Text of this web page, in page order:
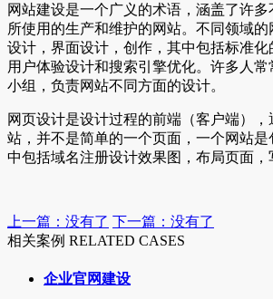
网站建设是一个广义的术语，涵盖了许
所使用的生产和维护的网站。不同领域
设计，界面设计，创作，其中包括标准化
用户体验设计和搜索引擎优化。许多人
小组，负责网站不同方面的设计。
网页设计是设计过程的前端（客户端），
站，并不是简单的一个页面，一个网站
中包括域名注册设计效果图，布局页面，
上一篇：没有了 下一篇：没有了
相关案例 RELATED CASES
企业官网建设